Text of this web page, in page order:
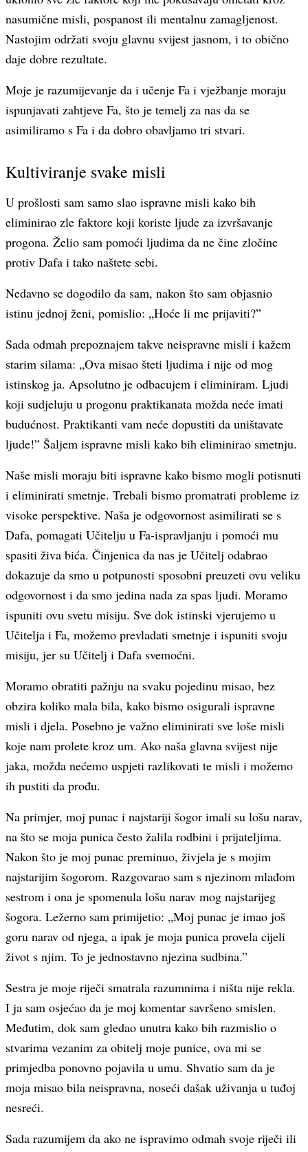
nasumične misli, pospanost ili mentalnu zamagljenost.
Nastojim održati svoju glavnu svijest jasnom, i to obično
daje dobre rezultate.
Moje je razumijevanje da i učenje Fa i vježbanje moraju
ispunjavati zahtjeve Fa, što je temelj za nas da se
asimiliramo s Fa i da dobro obavljamo tri stvari.
Kultiviranje svake misli
U prošlosti sam samo slao ispravne misli kako bih
eliminirao zle faktore koji koriste ljude za izvršavanje
progona. Želio sam pomoći ljudima da ne čine zločine
protiv Dafa i tako naštete sebi.
Nedavno se dogodilo da sam, nakon što sam objasnio
istinu jednoj ženi, pomislio: „Hoće li me prijaviti?”
Sada odmah prepoznajem takve neispravne misli i kažem
starim silama: „Ova misao šteti ljudima i nije od mog
istinskog ja. Apsolutno je odbacujem i eliminiram. Ljudi
koji sudjeluju u progonu praktikanata možda neće imati
budućnost. Praktikanti vam neće dopustiti da uništavate
ljude!” Šaljem ispravne misli kako bih eliminirao smetnju.
Naše misli moraju biti ispravne kako bismo mogli potisnuti
i eliminirati smetnje. Trebali bismo promatrati probleme iz
visoke perspektive. Naša je odgovornost asimilirati se s
Dafa, pomagati Učitelju u Fa-ispravljanju i pomoći mu
spasiti živa bića. Činjenica da nas je Učitelj odabrao
dokazuje da smo u potpunosti sposobni preuzeti ovu veliku
odgovornost i da smo jedina nada za spas ljudi. Moramo
ispuniti ovu svetu misiju. Sve dok istinski vjerujemo u
Učitelja i Fa, možemo prevladati smetnje i ispuniti svoju
misiju, jer su Učitelj i Dafa svemoćni.
Moramo obratiti pažnju na svaku pojedinu misao, bez
obzira koliko mala bila, kako bismo osigurali ispravne
misli i djela. Posebno je važno eliminirati sve loše misli
koje nam prolete kroz um. Ako naša glavna svijest nije
jaka, možda nećemo uspjeti razlikovati te misli i možemo
ih pustiti da prođu.
Na primjer, moj punac i najstariji šogor imali su lošu narav,
na što se moja punica često žalila rodbini i prijateljima.
Nakon što je moj punac preminuo, živjela je s mojim
najstarijim šogorom. Razgovarao sam s njezinom mlađom
sestrom i ona je spomenula lošu narav mog najstarijeg
šogora. Ležerno sam primijetio: „Moj punac je imao još
goru narav od njega, a ipak je moja punica provela cijeli
život s njim. To je jednostavno njezina sudbina.”
Sestra je moje riječi smatrala razumnima i ništa nije rekla.
I ja sam osjećao da je moj komentar savršeno smislen.
Međutim, dok sam gledao unutra kako bih razmislio o
stvarima vezanim za obitelj moje punice, ova mi se
primjedba ponovno pojavila u umu. Shvatio sam da je
moja misao bila neispravna, noseći dašak uživanja u tuđoj
nesreći.
Sada razumijem da ako ne ispravimo odmah svoje riječi ili